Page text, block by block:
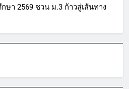
ษา 2569 ชวน ม.3 ก้าวสู่เส้นทาง